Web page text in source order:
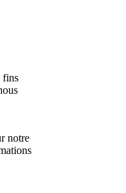
fins
notre